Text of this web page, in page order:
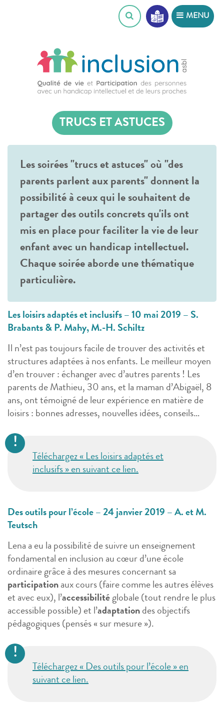
MENU
TRUCS ET ASTUCES
Les soirées "trucs et astuces" où "des
parents parlent aux parents" donnent la
possibilité à ceux qui le souhaitent de
partager des outils concrets qu'ils ont
mis en place pour faciliter la vie de leur
enfant avec un handicap intellectuel.
Chaque soirée aborde une thématique
particulière.
Les loisirs adaptés et inclusifs – 10 mai 2019 – S.
Brabants & P. Mahy, M.-H. Schiltz
Il n’est pas toujours facile de trouver des activités et
structures adaptées à nos enfants. Le meilleur moyen
d’en trouver : échanger avec d’autres parents ! Les
parents de Mathieu, 30 ans, et la maman d’Abigaël, 8
ans, ont témoigné de leur expérience en matière de
loisirs : bonnes adresses, nouvelles idées, conseils…
Téléchargez « Les loisirs adaptés et
inclusifs » en suivant ce lien.
Des outils pour l’école – 24 janvier 2019 – A. et M.
Teutsch
Lena a eu la possibilité de suivre un enseignement
fondamental en inclusion au cœur d’une école
ordinaire grâce à des mesures concernant sa
participation aux cours (faire comme les autres élèves
et avec eux), l’accessibilité globale (tout rendre le plus
accessible possible) et l’adaptation des objectifs
pédagogiques (pensés « sur mesure »).
Téléchargez « Des outils pour l’école » en
suivant ce lien.